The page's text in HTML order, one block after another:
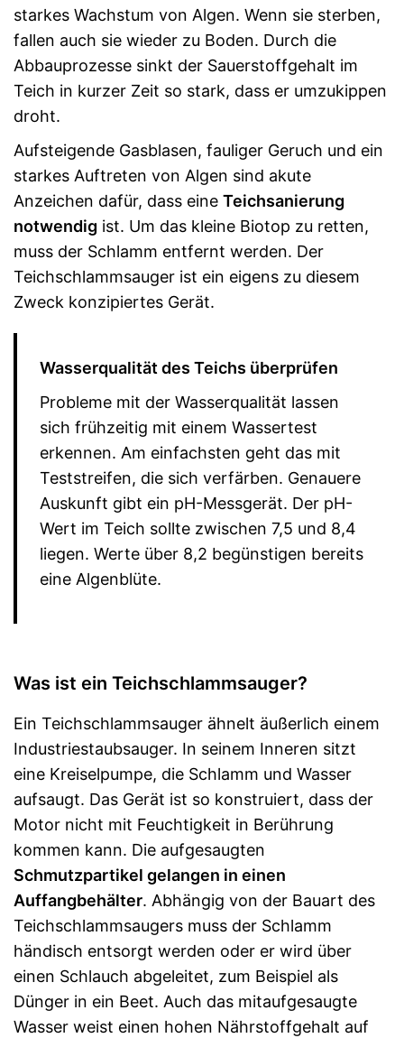
starkes Wachstum von Algen. Wenn sie sterben,
fallen auch sie wieder zu Boden. Durch die
Abbauprozesse sinkt der Sauerstoffgehalt im
Teich in kurzer Zeit so stark, dass er umzukippen
droht.
Aufsteigende Gasblasen, fauliger Geruch und ein
starkes Auftreten von Algen sind akute
Anzeichen dafür, dass eine Teichsanierung
notwendig ist. Um das kleine Biotop zu retten,
muss der Schlamm entfernt werden. Der
Teichschlammsauger ist ein eigens zu diesem
Zweck konzipiertes Gerät.
Wasserqualität des Teichs überprüfen
Probleme mit der Wasserqualität lassen
sich frühzeitig mit einem Wassertest
erkennen. Am einfachsten geht das mit
Teststreifen, die sich verfärben. Genauere
Auskunft gibt ein pH-Messgerät. Der pH-
Wert im Teich sollte zwischen 7,5 und 8,4
liegen. Werte über 8,2 begünstigen bereits
eine Algenblüte.
Was ist ein Teichschlammsauger?
Ein Teichschlammsauger ähnelt äußerlich einem
Industriestaubsauger. In seinem Inneren sitzt
eine Kreiselpumpe, die Schlamm und Wasser
aufsaugt. Das Gerät ist so konstruiert, dass der
Motor nicht mit Feuchtigkeit in Berührung
kommen kann. Die aufgesaugten
Schmutzpartikel gelangen in einen
Auffangbehälter. Abhängig von der Bauart des
Teichschlammsaugers muss der Schlamm
händisch entsorgt werden oder er wird über
einen Schlauch abgeleitet, zum Beispiel als
Dünger in ein Beet. Auch das mitaufgesaugte
Wasser weist einen hohen Nährstoffgehalt auf